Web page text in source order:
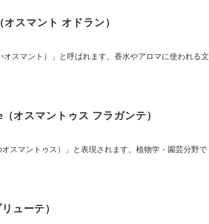
スマント オドラン）
スマント）」と呼ばれます。香水やアロマに使われる文
オスマントゥス フラガンテ）
スマントゥス）」と表現されます。植物学・園芸分野で
ューテ）